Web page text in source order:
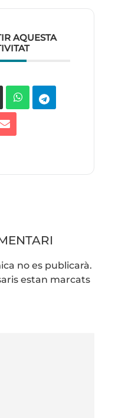
AQUESTA
no es publicarà.
estan marcats